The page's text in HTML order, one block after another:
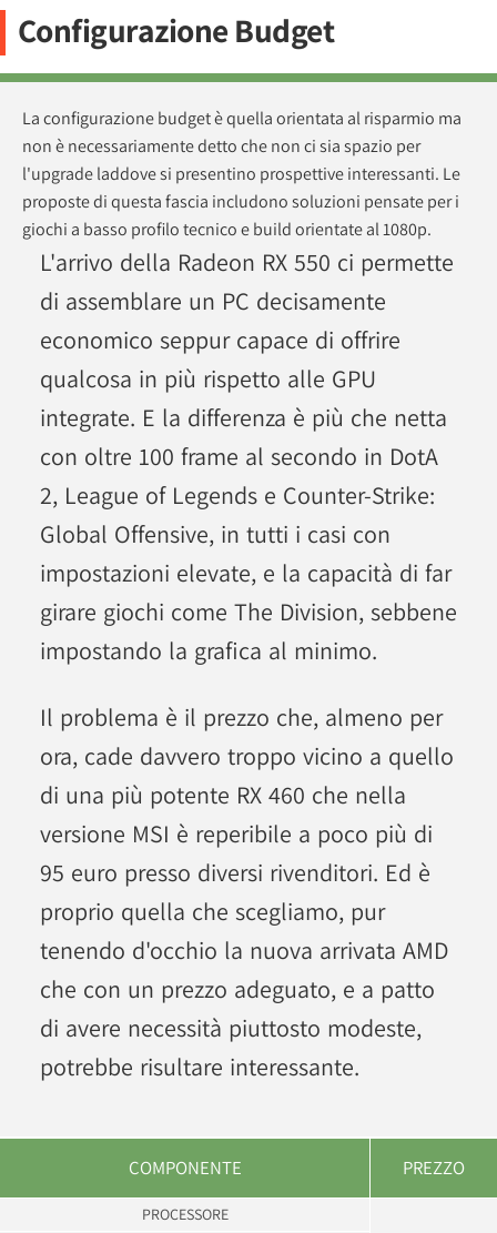
Configurazione Budget
La configurazione budget è quella orientata al risparmio ma
non è necessariamente detto che non ci sia spazio per
l'upgrade laddove si presentino prospettive interessanti. Le
proposte di questa fascia includono soluzioni pensate per i
giochi a basso profilo tecnico e build orientate al 1080p.
L'arrivo della Radeon RX 550 ci permette
di assemblare un PC decisamente
economico seppur capace di offrire
qualcosa in più rispetto alle GPU
integrate. E la differenza è più che netta
con oltre 100 frame al secondo in DotA
2, League of Legends e Counter-Strike:
Global Offensive, in tutti i casi con
impostazioni elevate, e la capacità di far
girare giochi come The Division, sebbene
impostando la grafica al minimo.
Il problema è il prezzo che, almeno per
ora, cade davvero troppo vicino a quello
di una più potente RX 460 che nella
versione MSI è reperibile a poco più di
95 euro presso diversi rivenditori. Ed è
proprio quella che scegliamo, pur
tenendo d'occhio la nuova arrivata AMD
che con un prezzo adeguato, e a patto
di avere necessità piuttosto modeste,
potrebbe risultare interessante.
COMPONENTE PREZZO
PROCESSORE